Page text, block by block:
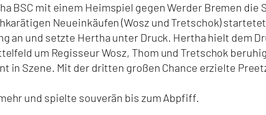
BSC mit einem Heimspiel gegen Werder Bremen die
Neueinkäufen (Wosz und Tretschok)
an und setzte Hertha unter Druck. Hertha hielt dem
um Regisseur Wosz, Thom und Tretschok
in Szene. Mit der dritten großen Chance erzielte
und spielte souverän bis zum Abpfiff.